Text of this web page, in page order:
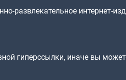
развлекательное интернет-
гиперссылки, иначе вы